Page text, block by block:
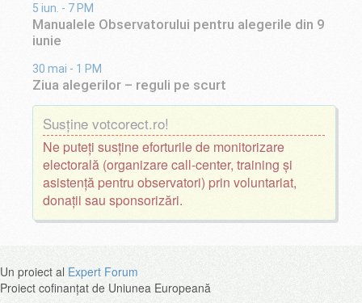
5 iun. - 7 PM
Manualele Observatorului pentru alegerile din 9
iunie
30 mai - 1 PM
Ziua alegerilor – reguli pe scurt
Susține votcorect.ro!
Ne puteți susține eforturile de monitorizare
electorală (organizare call-center, training și
asistență pentru observatori) prin voluntariat,
donații sau sponsorizări.
Un proiect al Expert Forum
Proiect cofinanțat de Uniunea Europeană